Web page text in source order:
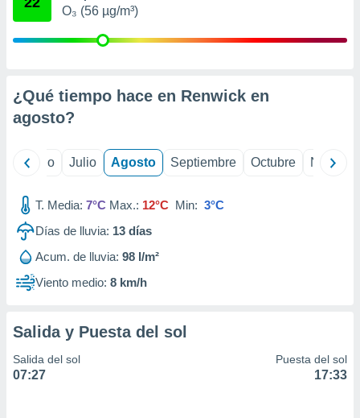
publicidad
1199
O₃ (56 µg/m³)
¿Qué tiempo hace en Renwick en
agosto?
Junio Julio Agosto Septiembre Octubre
T. Media: 7°C Max.: 12°C Min: 3°C
Días de lluvia: 13 días
Acum. de lluvia: 98 l/m²
Viento medio: 8 km/h
Salida y Puesta del sol
Salida del sol
07:27
Puesta del sol
17:33